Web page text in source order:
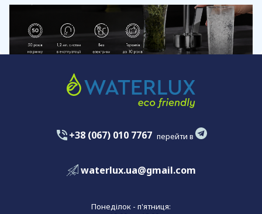
+38 (067) 010 7767 перейти в
waterlux.ua@gmail.com
Понеділок - п'ятниця: